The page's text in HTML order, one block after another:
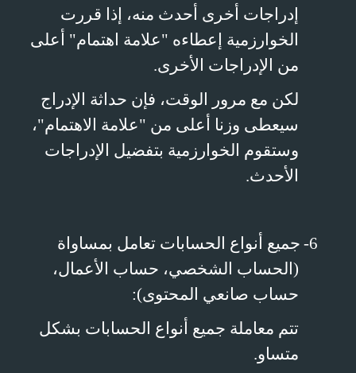
إدراجات أخرى أحدث منه، إذا قررت
الخوارزمية إعطاءه "علامة اهتمام" أعلى
من الإدراجات الأخرى.
لكن مع مرور الوقت، فإن حداثة الإدراج
سيعطى وزنا أعلى من "علامة الاهتمام"،
وستقوم الخوارزمية بتفضيل الإدراجات
الأحدث.
6- جميع أنواع الحسابات تعامل بمساواة
(الحساب الشخصي، حساب الأعمال،
حساب صانعي المحتوى):
تتم معاملة جميع أنواع الحسابات بشكل
متساو.